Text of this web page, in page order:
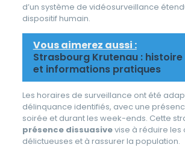
d’un système de vidéosurveillance
dispositif humain.
Vous aimerez aussi :
Strasbourg Krutenau : histoire
et informations pratiques
Les horaires de surveillance ont été
délinquance identifiés, avec une
soirée et durant les week-ends. Cette
présence dissuasivevise à réduire les
délictueuses et à rassurer la population.